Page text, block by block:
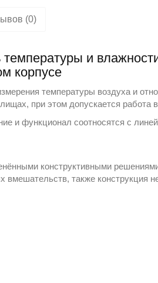
(0)
и
корпусе
температуры воздуха и
при этом допускается работа
и функционал соотносятся с
конструктивными
вмешательств, также конструкция